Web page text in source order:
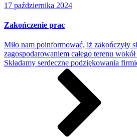
17 października 2024
Zakończenie prac
Miło nam poinformować, iż zakończyły
zagospodarowaniem całego terenu
Składamy serdeczne podziękowania